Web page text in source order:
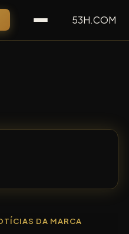
53H.COM
DA MARCA